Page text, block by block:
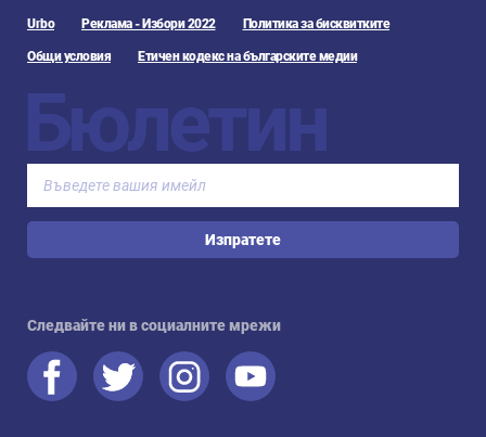
Urbo Реклама - Избори 2022 Политика за бисквитките
Общи условия Етичен кодекс на българските медии
Бюлетин
Изпратете
Следвайте ни в социалните мрежи